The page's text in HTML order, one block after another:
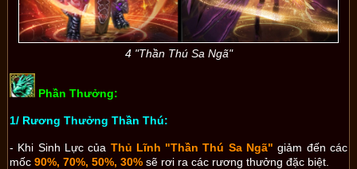
4 "Thần Thú Sa Ngã"
Phần Thưởng:
1/ Rương Thưởng Thần Thú:
- Khi Sinh Lực của Thủ Lĩnh "Thần Thú Sa Ngã" giảm đến các
mốc90%, 70%, 50%, 30% sẽ rơi ra các rương thưởng đặc biệt.